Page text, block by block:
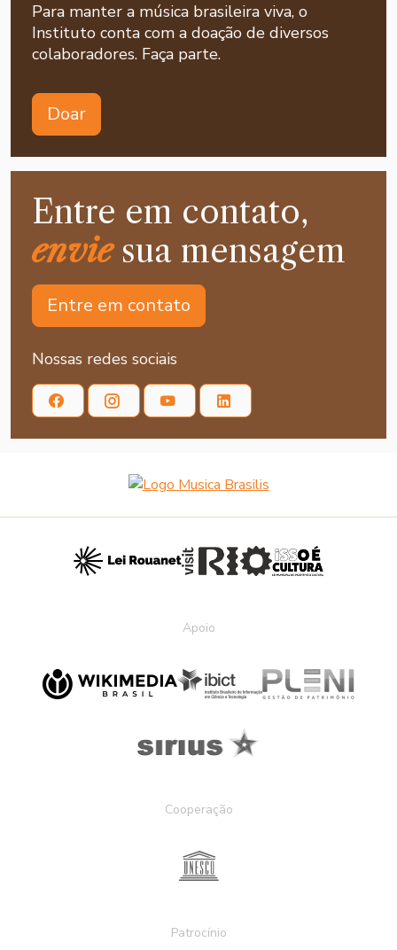
Para manter a música brasileira viva, o
Instituto conta com a doação de diversos
colaboradores. Faça parte.
Doar
Entre em contato,
enviesua mensagem
Entre em contato
Nossas redes sociais
Apoio
Cooperação
Patrocínio